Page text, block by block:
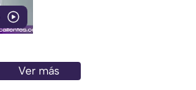
Ver más